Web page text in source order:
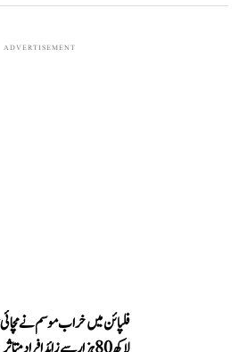
ADVERTISEMENT